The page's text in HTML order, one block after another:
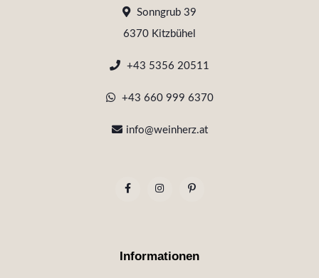
Sonngrub 39
6370 Kitzbühel
+43 5356 20511
+43 660 999 6370
info@weinherz.at
Informationen